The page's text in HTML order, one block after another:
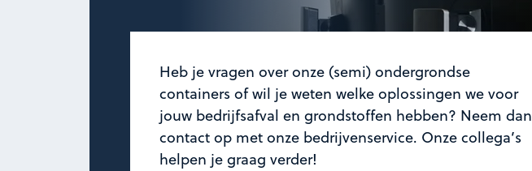
Heb je vragen over onze (semi) ondergrondse
containers of wil je weten welke oplossingen we voor
jouw bedrijfsafval en grondstoffen hebben? Neem dan
contact op met onze bedrijvenservice. Onze collega’s
helpen je graag verder!